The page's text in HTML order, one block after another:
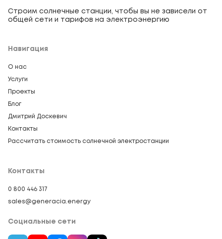
Строим солнечные станции, чтобы вы не зависели от
общей сети и тарифов на электроэнергию
Навигация
О нас
Услуги
Проекты
Блог
Дмитрий Доскевич
Контакты
Рассчитать стоимость солнечной электростанции
Контакты
0 800 446 317
sales@generacia.energy
Социальные сети